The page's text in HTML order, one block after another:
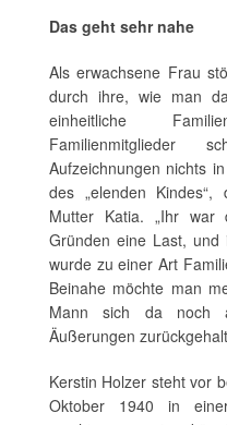
Das geht sehr nahe
Als erwachsene Frau
durch ihre, wie man
einheitliche
Aufzeichnungen nichts
des „elenden
Mutter Katia. „Ihr war
Gründen eine Last, und
wurde zu einer Art
Beinahe möchte man
Mann sich da noch
Äußerungen
Kerstin Holzer steht vor
Oktober 1940 in